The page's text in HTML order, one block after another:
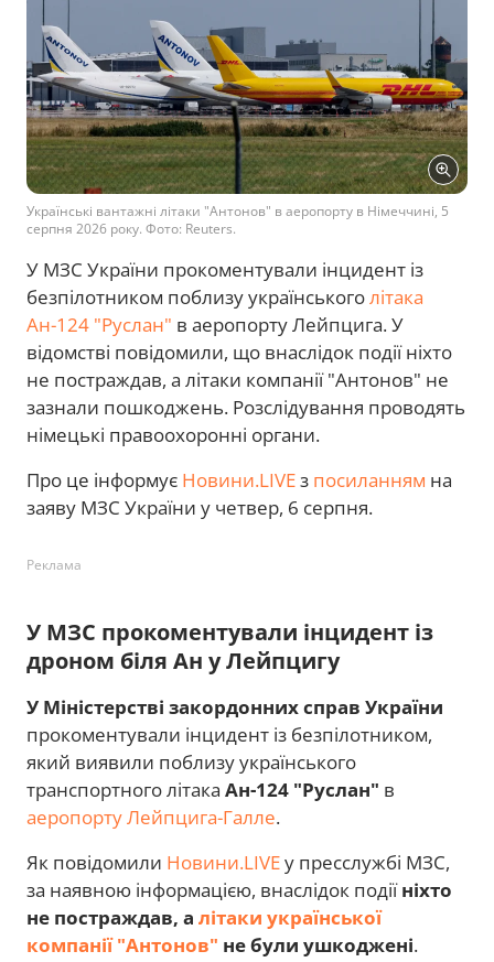
Українські вантажні літаки "Антонов" в аеропорту в Німеччині, 5
серпня 2026 року. Фото: Reuters.
У МЗС України прокоментували інцидент із
безпілотником поблизу українськоголітака
Ан-124 "Руслан" в аеропорту Лейпцига. У
відомстві повідомили, що внаслідок події ніхто
не постраждав, а літаки компанії "Антонов" не
зазнали пошкоджень. Розслідування проводять
німецькі правоохоронні органи.
Про це інформує Новини.LIVEз посиланням на
заяву МЗС України у четвер, 6 серпня.
Реклама
У МЗС прокоментували інцидент із
дроном біля Ан у Лейпцигу
У Міністерстві закордонних справ України
прокоментували інцидент із безпілотником,
який виявили поблизу українського
транспортного літака Ан-124 "Руслан" в
аеропорту Лейпцига-Галле.
Як повідомили Новини.LIVEу пресслужбі МЗС,
за наявною інформацією, внаслідок подіїніхто
не постраждав, а літаки української
компанії "Антонов" не були ушкоджені.